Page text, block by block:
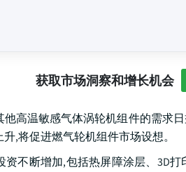
获取市场洞察和增长机会
高温敏感气体涡轮机组件的需求
,将促进燃气轮机组件市场设想。
不断增加,包括热屏障涂层、3D